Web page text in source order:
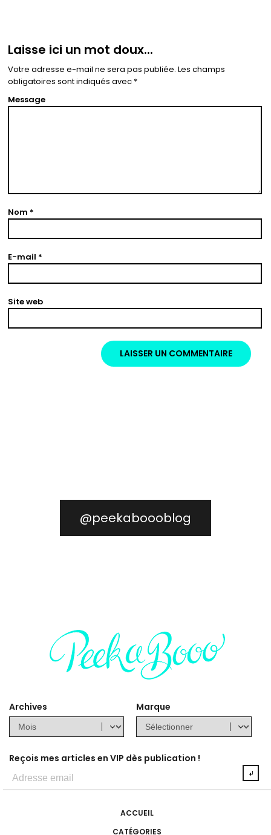
Laisse ici un mot doux...
Votre adresse e-mail ne sera pas publiée. Les champs
obligatoires sont indiqués avec *
Message
Nom *
E-mail *
Site web
@peekaboooblog
Archives Marque
Reçois mes articles en VIP dès publication !
ACCUEIL
CATÉGORIES